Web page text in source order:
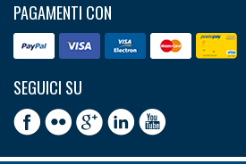
PAGAMENTI CON
SEGUICI SU